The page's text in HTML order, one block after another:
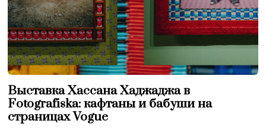
Выставка Хассана Хаджаджа в
Fotografiska: кафтаны и бабуши на
страницах Vogue